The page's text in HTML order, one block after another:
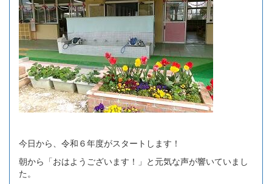
今日から、令和６年度がスタートします！
朝から「おはようございます！」と元気な声が響いていまし
た。